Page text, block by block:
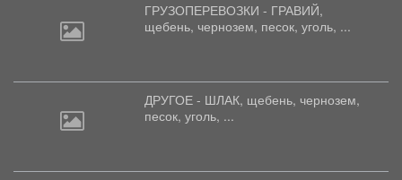
ГРУЗОПЕРЕВОЗКИ - ГРАВИЙ,
щебень, чернозем, песок, уголь, ...
ДРУГОЕ - ШЛАК, щебень, чернозем,
песок, уголь, ...